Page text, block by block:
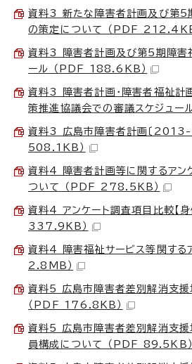
資料3 新たな障害者計画及び第5
の策定について （PDF 212.4KB
資料3 障害者計画及び第5期障害
ール （PDF 188.6KB）
資料3 障害者計画・障害者福祉計
策推進協議会での審議スケジュ
資料3 広島市障害者計画〔
508.1KB）
資料4 障害者計画等に関するアン
ついて （PDF 278.5KB）
資料4 アンケート調査項目比較【
337.9KB）
資料4 障害福祉サービス等関する
2.8MB）
資料5 広島市障害者差別解消支援
（PDF 176.8KB）
資料5 広島市障害者差別解消支
員構成について （PDF 89.5KB）